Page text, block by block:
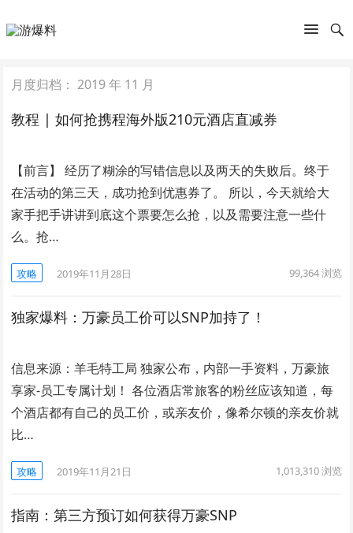
月度归档：2019 年 11 月
教程 | 如何抢携程海外版210元酒店直减券
【前言】 经历了糊涂的写错信息以及两天的失败后。终于
在活动的第三天，成功抢到优惠券了。 所以，今天就给大
家手把手讲讲到底这个票要怎么抢，以及需要注意一些什
么。抢…
攻略 2019年11月28日 99,364浏览
独家爆料：万豪员工价可以SNP加持了！
信息来源：羊毛特工局 独家公布，内部一手资料，万豪旅
享家-员工专属计划！ 各位酒店常旅客的粉丝应该知道，每
个酒店都有自己的员工价，或亲友价，像希尔顿的亲友价就
比…
攻略 2019年11月21日 1,013,310浏览
指南：第三方预订如何获得万豪SNP